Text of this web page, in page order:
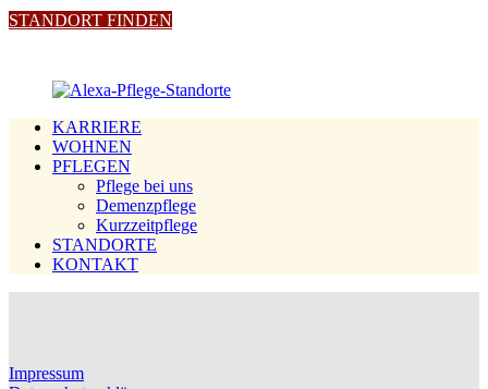
STANDORT FINDEN
KARRIERE
WOHNEN
PFLEGEN
Pflege bei uns
Demenzpflege
Kurzzeitpflege
STANDORTE
KONTAKT
Impressum